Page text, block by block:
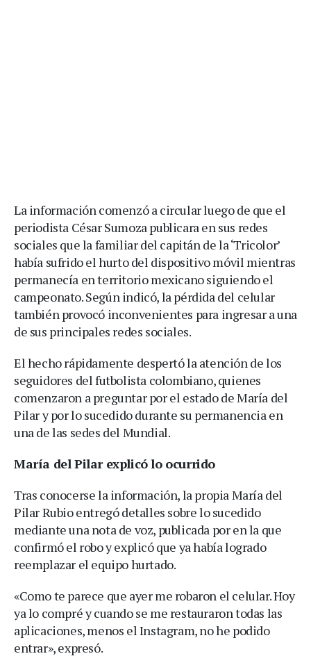
La información comenzó a circular luego de que el
periodista César Sumoza publicara en sus redes
sociales que la familiar del capitán de la ‘Tricolor’
había sufrido el hurto del dispositivo móvil mientras
permanecía en territorio mexicano siguiendo el
campeonato. Según indicó, la pérdida del celular
también provocó inconvenientes para ingresar a una
de sus principales redes sociales.
El hecho rápidamente despertó la atención de los
seguidores del futbolista colombiano, quienes
comenzaron a preguntar por el estado de María del
Pilar y por lo sucedido durante su permanencia en
una de las sedes del Mundial.
María del Pilar explicó lo ocurrido
Tras conocerse la información, la propia María del
Pilar Rubio entregó detalles sobre lo sucedido
mediante una nota de voz, publicada por en la que
confirmó el robo y explicó que ya había logrado
reemplazar el equipo hurtado.
«Como te parece que ayer me robaron el celular. Hoy
ya lo compré y cuando se me restauraron todas las
aplicaciones, menos el Instagram, no he podido
entrar», expresó.